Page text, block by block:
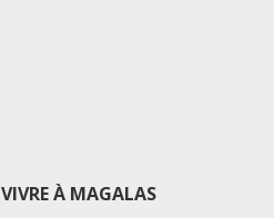
VIVRE À MAGALAS